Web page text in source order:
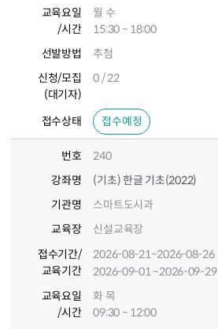
교육요일
/시간
월 수
15:30 ~ 18:00
선발방법
추첨
신청/모집
(대기자)
0 / 22
접수상태 접수예정
번호
240
강좌명
(기초) 한글 기초(2022)
기관명
스마트도시과
교육장
신설교육장
접수기간/
교육기간
2026-08-21~2026-08-26
2026-09-01~2026-09-29
교육요일
/시간
화 목
09:30 ~ 12:00